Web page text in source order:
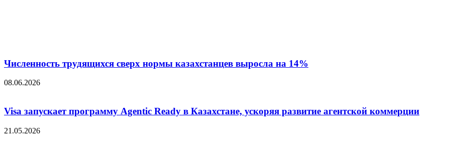
Численность трудящихся сверх нормы казахстанцев выросла на 14%
08.06.2026
Visa запускает программу Agentic Ready в Казахстане, ускоряя развитие агентской коммерции
21.05.2026